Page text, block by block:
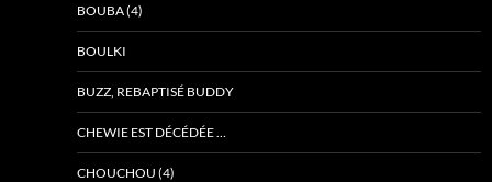
BOUBA (4)
BOULKI
BUZZ, REBAPTISÉ BUDDY
CHEWIE EST DÉCÉDÉE …
CHOUCHOU (4)